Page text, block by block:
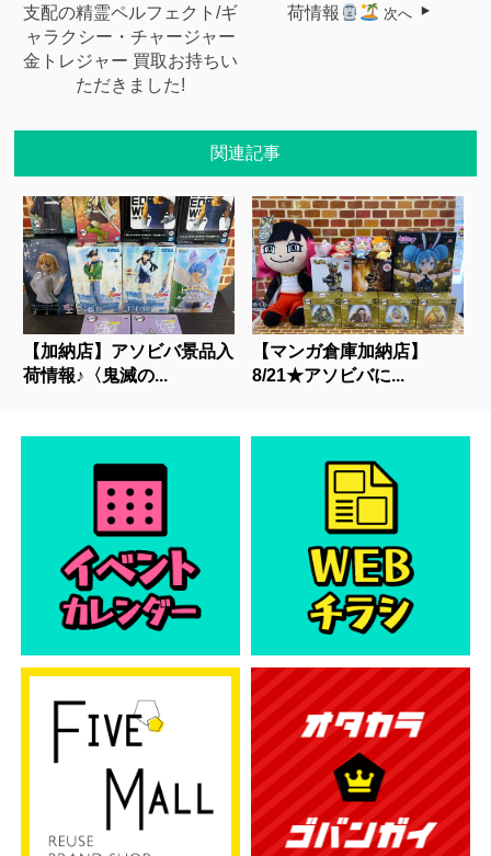
支配の精霊ペルフェクト/ギ
ャラクシー・チャージャー
金トレジャー 買取お持ちい
ただきました!
荷情報
次へ
関連記事
【加納店】アソビバ景品入
荷情報♪〈鬼滅の...
【マンガ倉庫加納店】
8/21★アソビバに...